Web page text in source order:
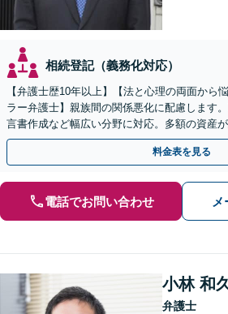
相続登記（義務化対応）
【弁護士歴10年以上】【法と心理の両面から
ラー弁護士】親族間の関係悪化に配慮します
言書作成など幅広い分野に対応。多額の資産
さい。【夜間・休日の相談可能】【駐車場完
料金表を見る
電話でお問い合わせ
小林 和
弁護士